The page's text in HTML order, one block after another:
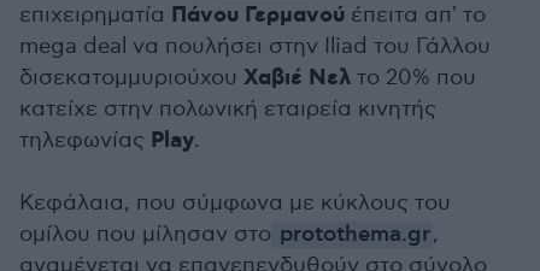
επιχειρηματία Πάνου Γερμανού έπειτα απ' το
mega deal να πουλήσει στην Iliad του Γάλλου
δισεκατομμυριούχου Χαβιέ Νελ το 20% που
κατείχε στην πολωνική εταιρεία κινητής
τηλεφωνίας Play.
Κεφάλαια, που σύμφωνα με κύκλους του
ομίλου που μίλησαν στο protothema.gr,
αναμένεται να επανεπενδυθούν στο σύνολο